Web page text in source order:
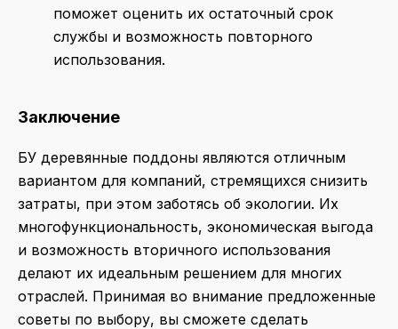
поможет оценить их остаточный срок
службы и возможность повторного
использования.
Заключение
БУ деревянные поддоны являются отличным
вариантом для компаний, стремящихся снизить
затраты, при этом заботясь об экологии. Их
многофункциональность, экономическая выгода
и возможность вторичного использования
делают их идеальным решением для многих
отраслей. Принимая во внимание предложенные
советы по выбору, вы сможете сделать